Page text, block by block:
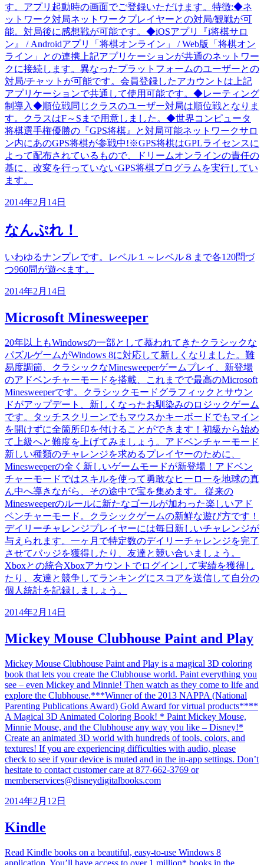
す。アプリ起動時の画面でご登録いただけます。特徴:◆ネ
ットワーク対局ネットワークプレイヤーとの対局/観戦が可
能。対局後に感想戦が可能です。◆iOSアプリ『i将棋サロ
ン』 / Androidアプリ「将棋オンライン」 / Web版「将棋オン
ライン」との連携上記アプリケーションが共通のネットワー
クに接続します。異なったプラットフォームのユーザーとの
対局/チャットが可能です。会員登録したアカウントは上記
アプリケーションで共通して使用可能です。◆レーティング
制導入◆順位戦同じクラスのユーザー対局は順位戦となりま
す。クラスはF～Sまで用意しました。◆世界コンピュータ
将棋選手権優勝の『GPS将棋』と対局可能ネットワークサロ
ン内にあのGPS将棋が参戦中!※GPS将棋はGPLライセンスに
よって配布されているもので、ドリームオンラインの責任の
基に、改変を行っていないGPS将棋プログラムを実行してい
ます。
2014年2月14日
なんぷれ！
いわゆるナンプレです。レベル１～レベル８まで各120問づ
つ960問が遊べます。
2014年2月14日
Microsoft Minesweeper
20年以上もWindowsの一部として慕われてきたクラシックな
パズルゲームがWindows 8に対応して新しくなりました。難
易度調節、クラシックなMinesweeperゲームプレイ、新登場
のアドベンチャーモードを搭載、これまでで最高のMicrosoft
Minesweeperです。クラシックモードグラフィックとサウン
ドがアップデート、新しくなったお馴染みのロジックゲーム
です。タッチスクリーンでもマウスかキーボードでもマイン
を開けずに全箇所印を付けることができます！初級から始め
て上級へと難度を上げてみましょう。アドベンチャーモード
新しい種類のチャレンジを求めるプレイヤーのために、
Minesweeperの全く新しいゲームモードが新登場！アドベン
チャーモードではスキルを使って勇敢なヒーローを地球の真
ん中へ導きながら、その途中で宝を集めます。 従来の
Minesweeperのルールに新たなゴールが加わった楽しいアド
ベンチャーモード。クラシックゲームの新鮮な遊び方です！
デイリーチャレンジプレイヤーには毎日新しいチャレンジが
与えられます。一ヶ月で特定数のデイリーチャレンジを完了
させてバッジを獲得したり、友達と競い合いましょう。
Xboxとの統合Xboxアカウントでログインして実績を獲得し
たり、友達と競争してランキングにスコアを送信して自分の
個人統計を記録しましょう。
2014年2月14日
Mickey Mouse Clubhouse Paint and Play
Mickey Mouse Clubhouse Paint and Play is a magical 3D coloring
book that lets you create the Clubhouse world. Paint everything you
see – even Mickey and Minnie! Then watch as they come to life and
explore the Clubhouse.***Winner of the 2013 NAPPA (National
Parenting Publications Award) Gold Award for virtual products****
A Magical 3D Animated Coloring Book! * Paint Mickey Mouse,
Minnie Mouse, and the Clubhouse any way you like – Disney!*
Create an animated 3D world with hundreds of tools, colors, and
textures! If you are experiencing difficulties with audio, please
check to see if your device is muted and in the in-app settings. Don’t
hesitate to contact customer care at 877-662-3769 or
memberservices@disneydigitalbooks.com
2014年2月12日
Kindle
Read Kindle books on a beautiful, easy-to-use Windows 8
application. You’ll have access to over 1 million* books in the